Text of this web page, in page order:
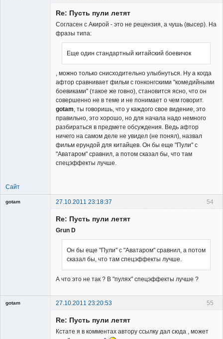
Re: Пусть пули летят
Согласен с Акирой - это не рецензия, а чушь (высер). На
фразы типа:
Еще один стандартный китайский боевичок
, можно только снисходительно улыбнуться. Ну а когда
афтор сравнивает фильм с гонконгскими "комедийными
боевиками" (такое же говно), становится ясно, что он
совершенно не в теме и не понимает о чем говорит.
gotam , ты говоришь, что у каждого свое видение, это
правильно, это хорошо, но для начала надо немного
разбираться в предмете обсуждения. Ведь афтор
ничего на самом деле не увидел (не понял), назвал
фильм ерундой для китайцев. Он бы еще "Пули" с
"Аватаром" сравнил, а потом сказал бы, что там
спецэффекты лучше.
Сайт
54
gotam
27.10.2011 23:18:37
Re: Пусть пули летят
Grun D
Он бы еще "Пули" с "Аватаром" сравнил, а потом
сказал бы, что там спецэффекты лучше.
А что это не так ? В "пулях" спецэффекты лучше ?
55
gotam
27.10.2011 23:20:53
Re: Пусть пули летят
Кстате я в комментах автору ссылку дал сюда , может